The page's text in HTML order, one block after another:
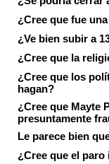
¿Cree que fue
¿Ve bien subir a
¿Cree que la
¿Cree que los
hagan?
¿Cree que Mayte
presuntamente
Le parece bien
¿Cree que el